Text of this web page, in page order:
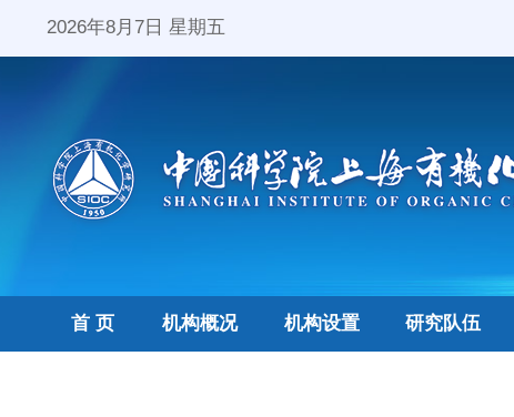
2026年8月7日 星期五
首 页 机构概况 机构设置 研究队伍